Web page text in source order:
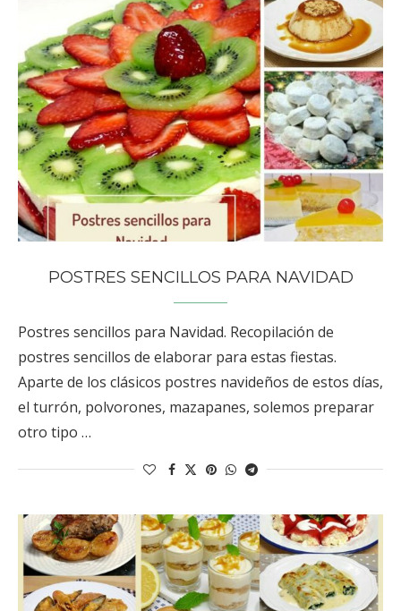
POSTRES SENCILLOS PARA NAVIDAD
Postres sencillos para Navidad. Recopilación de
postres sencillos de elaborar para estas fiestas.
Aparte de los clásicos postres navideños de estos días,
el turrón, polvorones, mazapanes, solemos preparar
otro tipo …